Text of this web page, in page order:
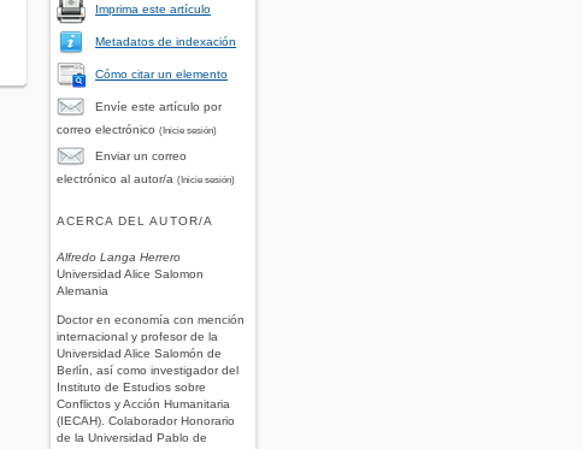
Imprima este artículo
Metadatos de indexación
Cómo citar un elemento
Envíe este artículo por
correo electrónico (Inicie sesión)
Enviar un correo
electrónico al autor/a (Inicie sesión)
ACERCA DEL AUTOR/A
Alfredo Langa Herrero
Universidad Alice Salomon
Alemania
Doctor en economía con mención
internacional y profesor de la
Universidad Alice Salomón de
Berlín, así como investigador del
Instituto de Estudios sobre
Conflictos y Acción Humanitaria
(IECAH). Colaborador Honorario
de la Universidad Pablo de